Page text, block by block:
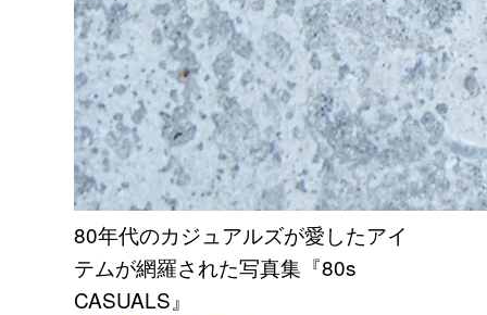
80年代のカジュアルズが愛したアイ
テムが網羅された写真集『80s
CASUALS』